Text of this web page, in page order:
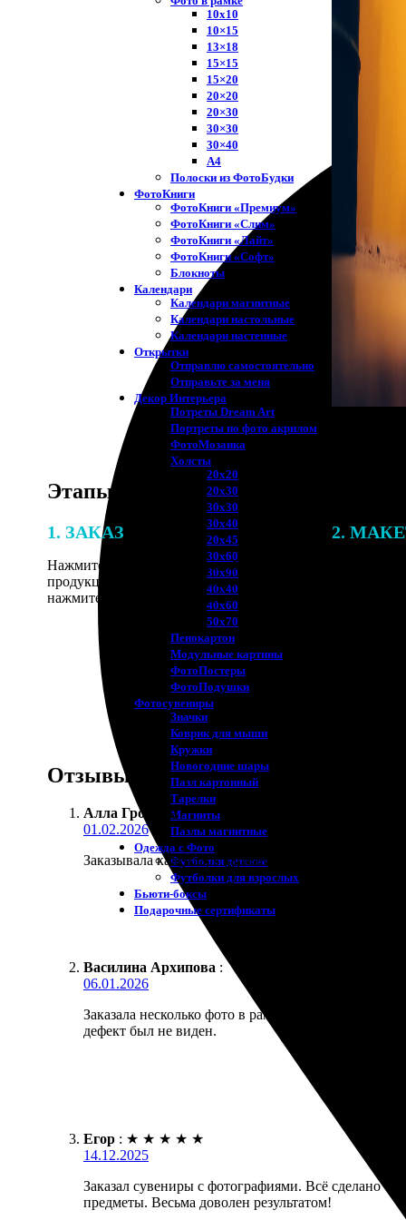
10х10
10×15
13×18
15×15
15×20
20×20
20×30
30×30
30×40
A4
Полоски из ФотоБудки
ФотоКниги
ФотоКниги «Премиум»
ФотоКниги «Слим»
ФотоКниги «Лайт»
ФотоКниги «Софт»
Блокноты
Календари
Календари магнитные
Календари настольные
Календари настенные
Открытки
Отправлю самостоятельно
Отправьте за меня
Декор Интерьера
Потреты Dream Art
Портреты по фото акрилом
ФотоМозаика
Холсты
20х20
20х30
30х30
30х40
20х45
30х60
30х90
40х40
40х60
50х70
Пенокартон
Модульные картины
ФотоПостеры
ФотоПодушки
Фотоcувениры
Значки
Коврик для мыши
Кружки
Новогодние шары
Пазл картонный
Тарелки
Магниты
Пазлы магнитные
Одежда с Фото
Футболки детские
Футболки для взрослых
Бьюти-боксы
Подарочные сертификаты
Этапы работы
1. ЗАКАЗ
Нажмите «Сделать заказ», выберите тип
продукции, загрузите фотографии,
нажмите «Добавить в корзину».
2.
Отзывы
Алла Громова :
01.02.2026
Заказывала календарь карманный, магнитный.
Василина Архипова :
06.01.2026
Заказала несколько фото в рамке под стеклом.
дефект был не виден.
Егор : ★ ★ ★ ★ ★
14.12.2025
Заказал сувениры с фотографиями. Всё сделано
предметы. Весьма доволен результатом!